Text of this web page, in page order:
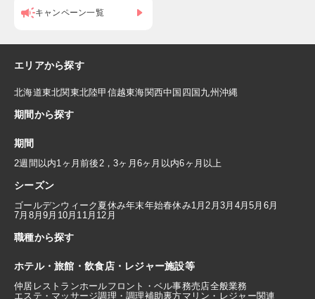
キャンペーン一覧
エリアから探す
北海道東北関東北陸甲信越東海関西中国 四国 九州 沖縄
期間から探す
期間
2週間以内1ヶ月前後2，3ヶ月 6ヶ月以内6ヶ月以上
シーズン
ゴールデンウィーク 夏休み年末年始春休み1月2月3月 4月5月 6月
7月 8月9月 10月 11月 12月
職種から探す
ホテル・旅館・飲食店・レジャー施設等
仲居 レストランホールフロント・ベル事務売店全般業務
エステ・マッサージ調理・調理補助裏方マリン・レジャー関連